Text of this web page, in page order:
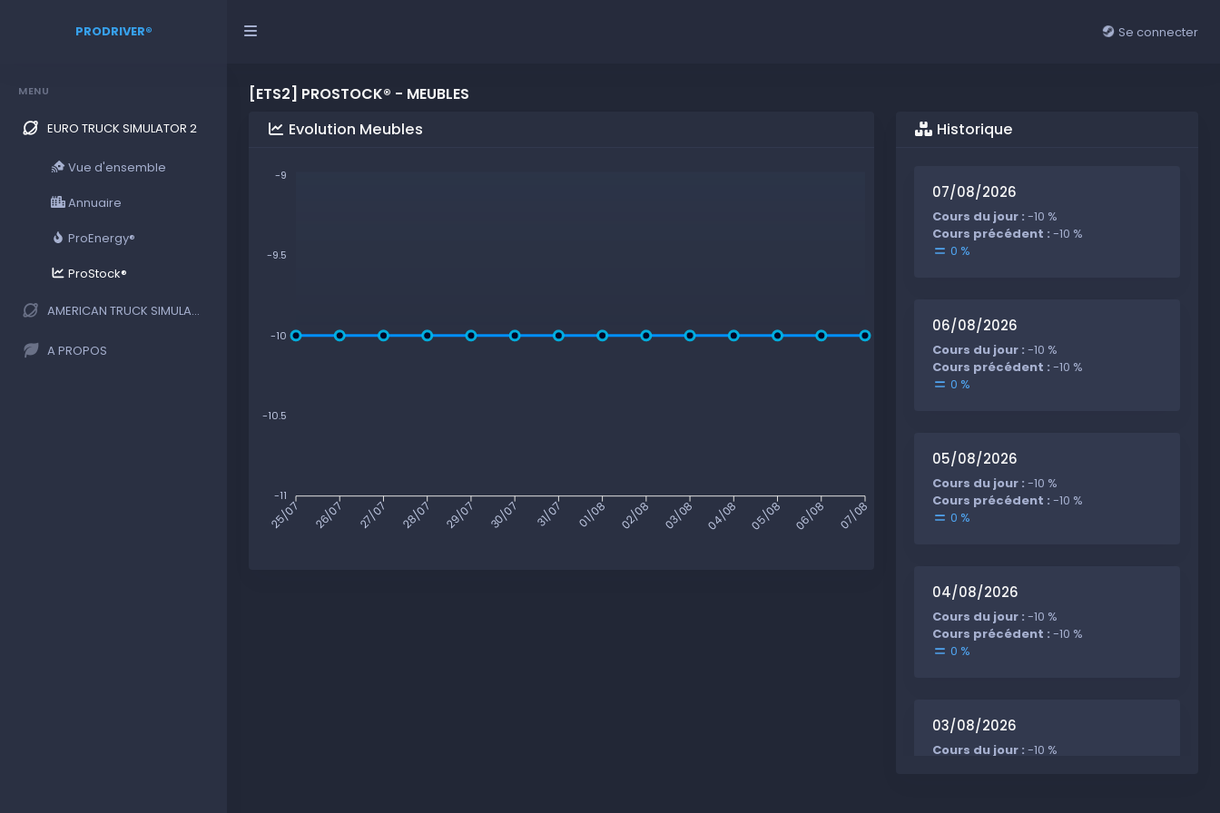
PRODRIVER® Se connecter
MENU
EURO TRUCK SIMULATOR 2
Vue d'ensemble
Annuaire
ProEnergy®
ProStock®
AMERICAN TRUCK SIMULATOR
A PROPOS
[ETS2] PROSTOCK® - MEUBLES
Evolution Meubles
-9
-9.5
-10
-10.5
-11
25/07 26/07 27/07 28/07 29/07 30/07 31/07 01/08 02/08 03/08 04/08 05/08 06/08 07/08
Historique
07/08/2026
Cours du jour :-10 %
Cours précédent :-10 %
0 %
06/08/2026
Cours du jour :-10 %
Cours précédent :-10 %
0 %
05/08/2026
Cours du jour :-10 %
Cours précédent :-10 %
0 %
04/08/2026
Cours du jour :-10 %
Cours précédent :-10 %
0 %
03/08/2026
Cours du jour :-10 %